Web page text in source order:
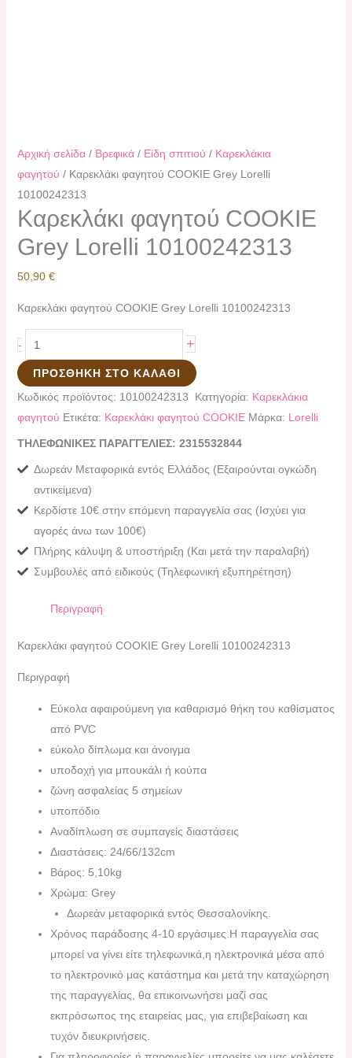
Αρχική σελίδα/ Βρεφικά/ Είδη σπιτιού / Καρεκλάκια
φαγητού / Καρεκλάκι φαγητού COOKIE Grey Lorelli
10100242313
Καρεκλάκι φαγητού COOKIE
Grey Lorelli 10100242313
50,90 €
Καρεκλάκι φαγητού COOKIE Grey Lorelli 10100242313
- +
ΠΡΟΣΘΉΚΗ ΣΤΟ ΚΑΛΆΘΙ
Κωδικός προϊόντος: 10100242313 Κατηγορία: Καρεκλάκια
φαγητού Ετικέτα: Καρεκλάκι φαγητού COOKIE Μάρκα: Lorelli
ΤΗΛΕΦΩΝΙΚΕΣ ΠΑΡΑΓΓΕΛΙΕΣ: 2315532844
Δωρεάν Μεταφορικά εντός Ελλάδος (Εξαιρούνται ογκώδη
αντικείμενα)
Κερδίστε 10€ στην επόμενη παραγγελία σας (Ισχύει για
αγορές άνω των 100€)
Πλήρης κάλυψη & υποστήριξη (Και μετά την παραλαβή)
Συμβουλές από ειδικούς (Τηλεφωνική εξυπηρέτηση)
Περιγραφή
Καρεκλάκι φαγητού COOKIE Grey Lorelli 10100242313
Περιγραφή
Εύκολα αφαιρούμενη για καθαρισμό θήκη του καθίσματος
από PVC
εύκολο δίπλωμα και άνοιγμα
υποδοχή για μπουκάλι ή κούπα
ζώνη ασφαλείας 5 σημείων
υποπόδιο
Αναδίπλωση σε συμπαγείς διαστάσεις
Διαστάσεις: 24/66/132cm
Bάρος: 5,10kg
Χρώμα: Grey
Δωρεάν μεταφορικά εντός Θεσσαλονίκης.
Χρόνος παράδοσης 4-10 εργάσιμες.H παραγγελία σας
μπορεί να γίνει είτε τηλεφωνικά,η ηλεκτρονικά μέσα από
το ηλεκτρονικό μας κατάστημα και μετά την καταχώρηση
της παραγγελίας, θα επικοινωνήσει μαζί σας
εκπρόσωπος της εταιρείας μας, για επιβεβαίωση και
τυχόν διευκρινήσεις.